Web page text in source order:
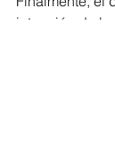
intención de la